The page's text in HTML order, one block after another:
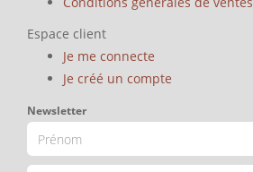
Espace client
Je me connecte
Je créé un compte
Newsletter